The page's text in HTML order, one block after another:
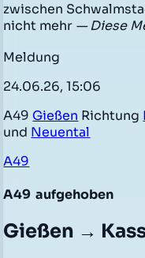
zwischen
nicht mehr — Diese
Meldung
24.06.26, 15:06
A49 Gießen Richtung
und Neuental
A49
A49 aufgehoben
Gießen →